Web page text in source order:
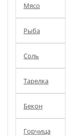
Мясо
Рыба
Соль
Тарелка
Бекон
Горчица